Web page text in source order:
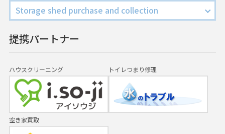
Storage shed purchase and collection
提携パートナー
ハウスクリーニング トイレつまり修理
空き家買取